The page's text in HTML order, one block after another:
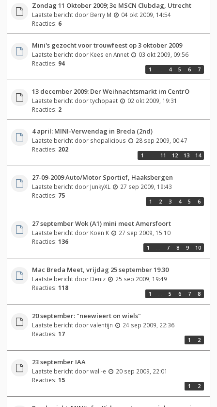
Zondag 11 Oktober 2009; 3e MSCN Clubdag, Utrecht
Laatste bericht door Berry M
04 okt 2009, 14:54
Reacties: 6
Mini's gezocht voor trouwfeest op 3 oktober 2009
Laatste bericht door Kees en Annet
03 okt 2009, 09:56
Reacties: 94
1 4 5 6 7
13 december 2009: Der Weihnachtsmarkt im CentrO
Laatste bericht doortychopaat
02 okt 2009, 19:31
Reacties: 2
4 april: MINI-Verwendag in Breda (2nd)
Laatste bericht door shopalicious
28 sep 2009, 00:47
Reacties: 202
1 11 12 13 14
27-09-2009 Auto/Motor Sportief, Haaksbergen
Laatste bericht door JunkyXL
27 sep 2009, 19:43
Reacties: 75
1 2 3 4 5 6
27 september Wok (A1) mini meet Amersfoort
Laatste bericht door Koen K
27 sep 2009, 15:10
Reacties: 136
1 7 8 9 10
Mac Breda Meet, vrijdag 25 september 19.30
Laatste bericht door Deniz
25 sep 2009, 19:49
Reacties: 118
1 5 6 7 8
20 september: "neewieert on wiels"
Laatste bericht doorvalentijn
24 sep 2009, 22:36
Reacties: 17
1 2
23 september IAA
Laatste bericht doorwall-e
20 sep 2009, 22:01
Reacties: 15
1 2